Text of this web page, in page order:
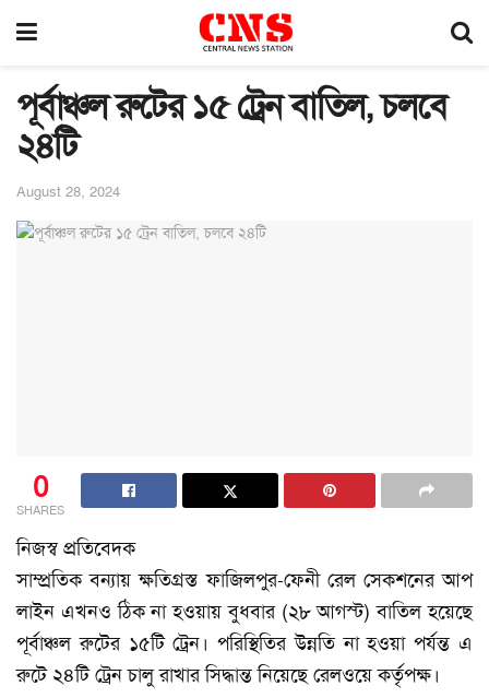
পূর্বাঞ্চল রুটের ১৫ ট্রেন বাতিল, চলবে
২৪টি
August 28, 2024
0
SHARES
নিজস্ব প্রতিবেদক
সাম্প্রতিক বন্যায় ক্ষতিগ্রস্ত ফাজিলপুর-ফেনী রেল সেকশনের আপ
লাইন এখনও ঠিক না হওয়ায় বুধবার (২৮ আগস্ট) বাতিল হয়েছে
পূর্বাঞ্চল রুটের ১৫টি ট্রেন। পরিস্থিতির উন্নতি না হওয়া পর্যন্ত এ
রুটে ২৪টি ট্রেন চালু রাখার সিদ্ধান্ত নিয়েছে রেলওয়ে কর্তৃপক্ষ।